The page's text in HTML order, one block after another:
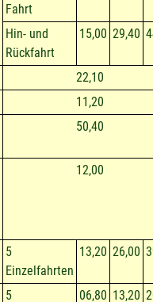
Fahrt
Hin- und
Rückfahrt
15,00 29,40
22,10
11,20
50,40
12,00
5
Einzelfahrten
13,20 26,00
5 06,80 13,20